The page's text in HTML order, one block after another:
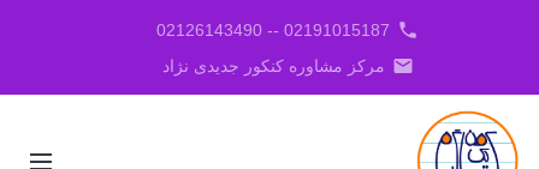
phone
02191015187 -- 02126143490
email مرکز مشاوره کنکور جدیدی نژاد